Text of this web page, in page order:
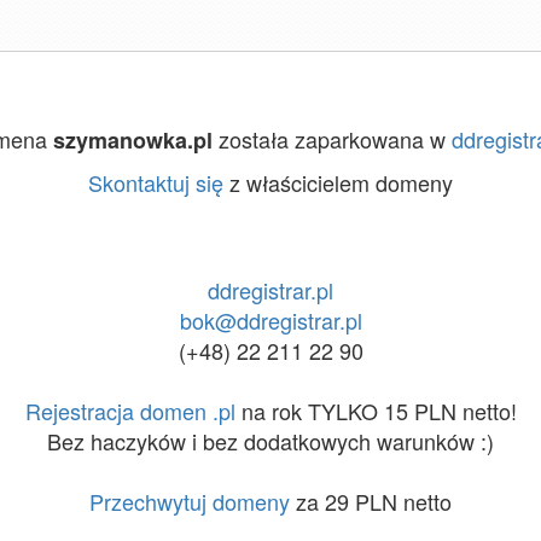
szymanowka.pl została zaparkowana w
Skontaktuj sięz właścicielem domeny
ddregistrar.pl
bok@ddregistrar.pl
(+48) 22 211 22 90
Rejestracja domen .pl na rok TYLKO 15 PLN netto!
Bez haczyków i bez dodatkowych warunków :)
Przechwytuj domenyza 29 PLN netto